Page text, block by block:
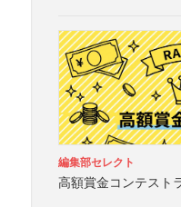
編集部セレクト
高額賞金コンテスト